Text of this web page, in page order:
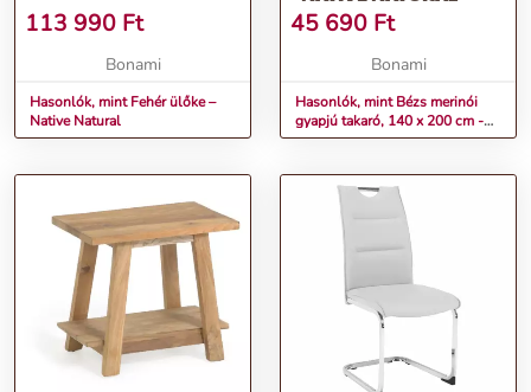
113 990 Ft
Bonami
Hasonlók, mint Fehér ülőke –
Native Natural
45 690 Ft
Bonami
Hasonlók, mint Bézs merinói
gyapjú takaró, 140 x 200 cm -
Native Natural